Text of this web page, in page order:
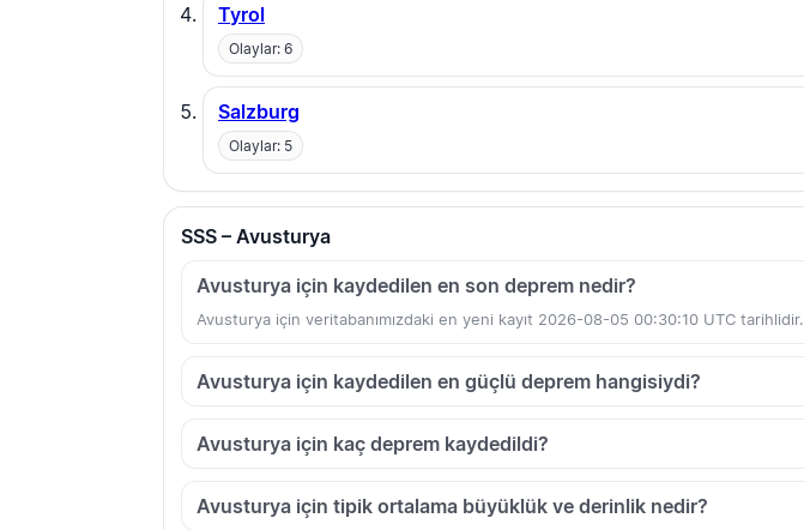
Tyrol
Olaylar: 6
Salzburg
Olaylar: 5
SSS – Avusturya
Avusturya için kaydedilen en son deprem nedir?
Avusturya için veritabanımızdaki en yeni kayıt 2026-08-05 00:30:10 UTC tarihlidir.
Avusturya için kaydedilen en güçlü deprem hangisiydi?
Avusturya için kaç deprem kaydedildi?
Avusturya için tipik ortalama büyüklük ve derinlik nedir?